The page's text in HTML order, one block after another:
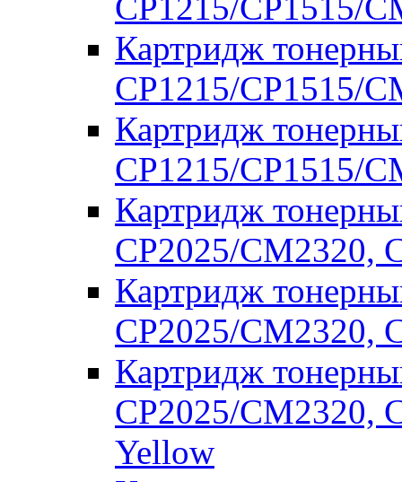
CP1215/CP1515/
Картридж
CP1215/CP1515/
Картридж
CP1215/CP1515/
Картридж
CP2025/CM2320,
Картридж
CP2025/CM2320,
Картридж
CP2025/CM2320,
Yellow